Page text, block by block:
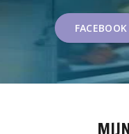
FACEBOOK